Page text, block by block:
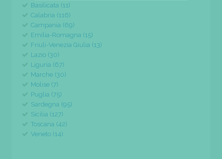
Basilicata (11)
Calabria (116)
Campania (69)
Emilia-Romagna (15)
Friuli-Venezia Giulia (13)
Lazio (30)
Liguria (67)
Marche (30)
Molise (7)
Puglia (75)
Sardegna (95)
Sicilia (127)
Toscana (42)
Veneto (14)